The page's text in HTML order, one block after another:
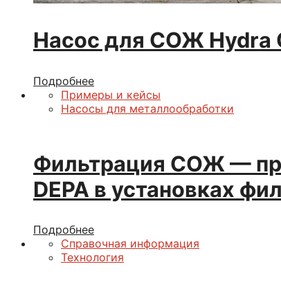
Насос для СОЖ Hydra
Подробнее
Примеры и кейсы
Насосы для металлообработки
Фильтрация СОЖ —
DEPA в установках
Подробнее
Справочная информация
Технология